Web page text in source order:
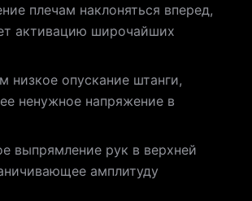
плечам наклоняться вперед,
активацию широчайших
низкое опускание штанги,
ненужное напряжение в
выпрямление рук в верхней
амплитуду